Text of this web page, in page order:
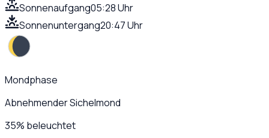
Sonnenaufgang05:28 Uhr
Sonnenuntergang20:47 Uhr
Mondphase
Abnehmender Sichelmond
35% beleuchtet